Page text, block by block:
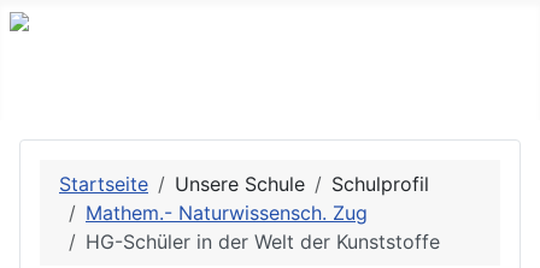
Startseite Unsere Schule
Schulprofil
Mathem.- Naturwissensch. Zug
HG-Schüler in der Welt der Kunststoffe